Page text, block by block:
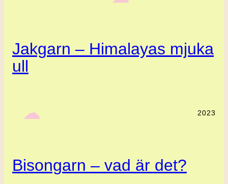
Jakgarn – Himalayas mjuka
ull
‎ ‎‎ ☁︎‎‎ 2023
Bisongarn – vad är det?